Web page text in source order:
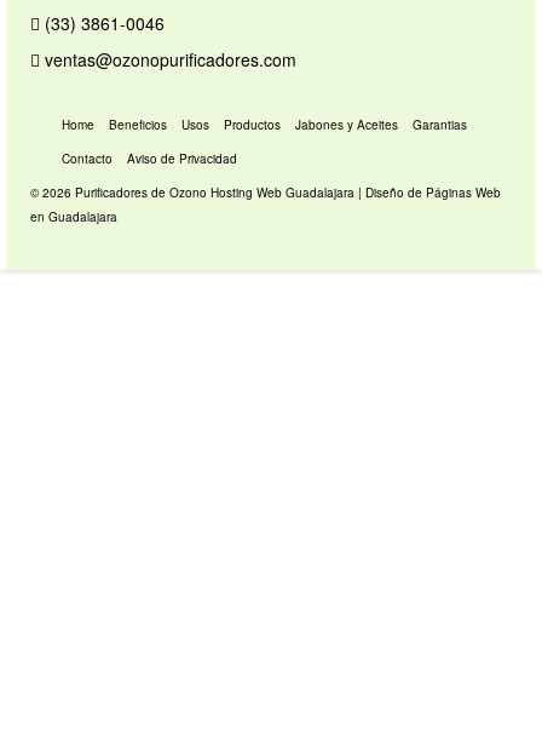
(33) 3861-0046
ventas@ozonopurificadores.com
Home Beneficios Usos Productos Jabones y Aceites
Garantias
Contacto
Aviso de Privacidad
© 2026 Purificadores de Ozono Hosting Web Guadalajara | Diseño de Páginas Web
en Guadalajara